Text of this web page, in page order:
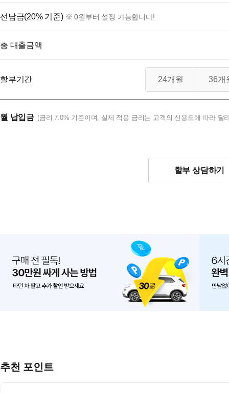
선납금(20% 기준) ※ 0원부터 설정 가능합니다!
총 대출금액
할부기간 24개월 36개
월 납입금 (금리 7.0% 기준이며, 실제 적용 금리는 고객의 신용도에 따라 달
할부 상담하기
추천 포인트